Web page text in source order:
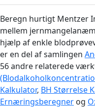
Beregn hurtigt Mentzer
mellem
hjælp af enkle
er en del af samlingen
56 andre relaterede
Kalkulator, BH Størrelse
Ernæringsberegner og